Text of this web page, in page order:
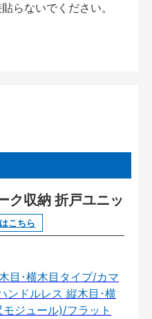
らないでください。
ク収納 折戸ユニッ
こちら
目･横木目タイプ/カマ
ンドルレス 縦木目･横
ジュール)/フラット